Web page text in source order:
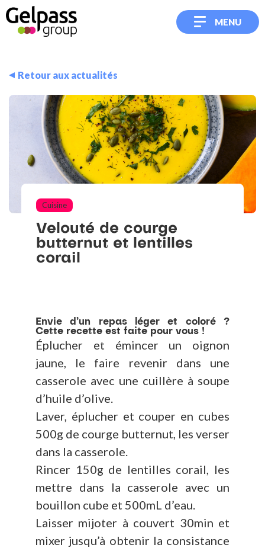
MENU
Retour aux actualités
Cuisine
Velouté de courge
butternut et
lentilles
corail
Envie d’un repas léger et coloré ?
Cette recette est faite pour vous !
Éplucher et émincer un oignon
jaune, le faire revenir dans une
casserole avec une cuillère à soupe
d’huile d’olive.
Laver, éplucher et couper en cubes
500g de courge butternut, les verser
dans la casserole.
Rincer 150g de lentilles corail, les
mettre dans la casserole avec un
bouillon cube et 500mL d’eau.
Laisser mijoter à couvert 30min et
mixer jusqu’à obtenir la consistance